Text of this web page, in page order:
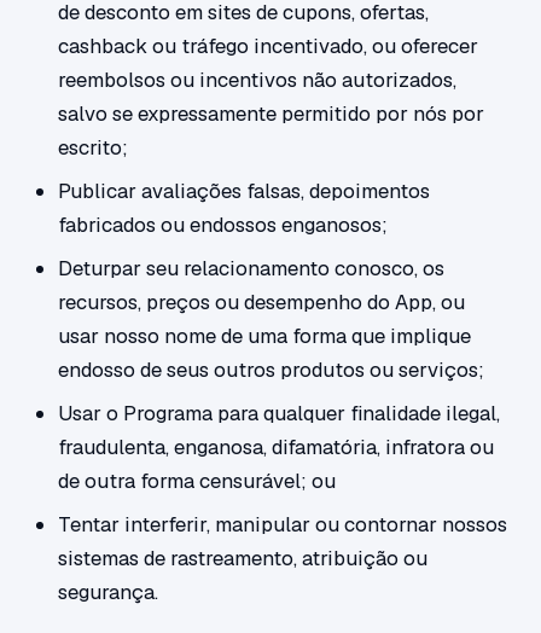
de desconto em sites de cupons, ofertas,
cashback ou tráfego incentivado, ou oferecer
reembolsos ou incentivos não autorizados,
salvo se expressamente permitido por nós por
escrito;
Publicar avaliações falsas, depoimentos
fabricados ou endossos enganosos;
Deturpar seu relacionamento conosco, os
recursos, preços ou desempenho do App, ou
usar nosso nome de uma forma que implique
endosso de seus outros produtos ou serviços;
Usar o Programa para qualquer finalidade ilegal,
fraudulenta, enganosa, difamatória, infratora ou
de outra forma censurável; ou
Tentar interferir, manipular ou contornar nossos
sistemas de rastreamento, atribuição ou
segurança.